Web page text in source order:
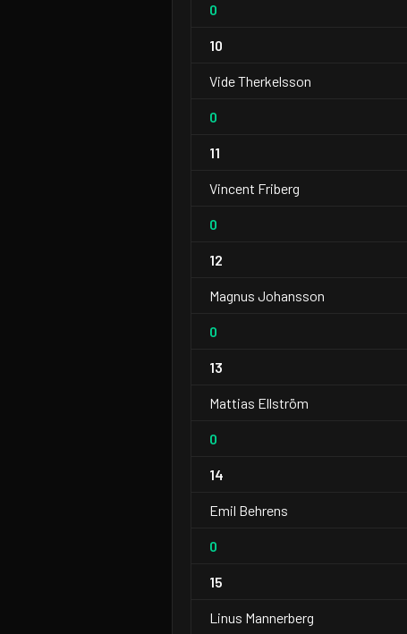
0
10
Vide Therkelsson
0
11
Vincent Friberg
0
12
Magnus Johansson
0
13
Mattias Ellström
0
14
Emil Behrens
0
15
Linus Mannerberg